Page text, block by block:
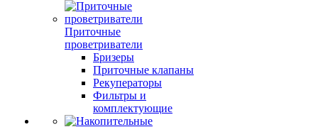
Приточные
проветриватели
Бризеры
Приточные клапаны
Рекуператоры
Фильтры и
комплектующие